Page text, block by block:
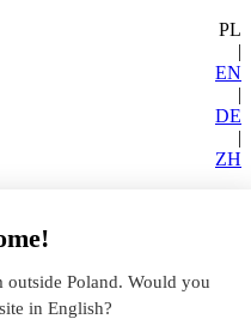
PL
|
EN
|
DE
|
ZH
Poland. Would you
in English?